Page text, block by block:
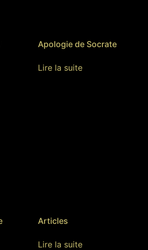
Apologie de Socrate
Lire la suite
Articles
Lire la suite